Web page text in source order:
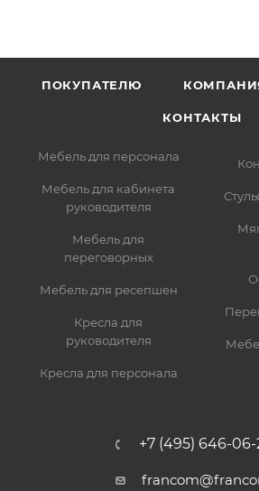
ПОКУПАТЕЛЮ
КОНТАКТЫ
Мебель для персонала
Мебель для кабинета
руководителя
Мебель для
переговорных
Мебель для ресепшен
Кресла для
руководителя
Кресла для персонала
+7 (495) 646-